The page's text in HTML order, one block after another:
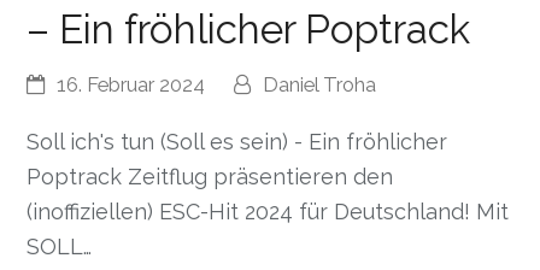
– Ein fröhlicher Poptrack
16. Februar 2024 Daniel Troha
Soll ich's tun (Soll es sein) - Ein fröhlicher
Poptrack Zeitflug präsentieren den
(inoffiziellen) ESC-Hit 2024 für Deutschland! Mit
SOLL…